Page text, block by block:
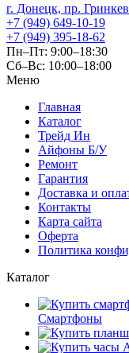
г. Донецк, пр.
+7 (949) 649-10-19
+7 (949) 395-18-62
Пн–Пт: 9:00–18:30
Сб–Вс: 10:00–18:00
Меню
Главная
Каталог
Трейд Ин
Айфоны Б/У
Ремонт
Гарантия
Доставка и
Контакты
Карта сайта
Оферта
Политика
Каталог
Смартфоны